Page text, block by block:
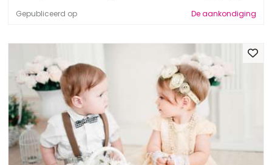
Gepubliceerd op De aankondiging